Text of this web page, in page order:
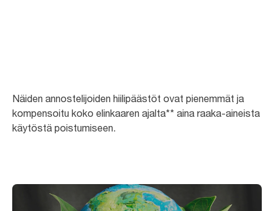
Näiden annostelijoiden hiilipäästöt ovat pienemmät ja
kompensoitu koko elinkaaren ajalta** aina raaka-aineista
käytöstä poistumiseen.